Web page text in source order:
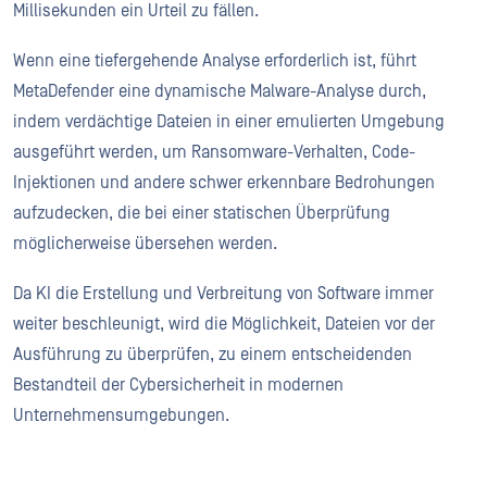
Millisekunden ein Urteil zu fällen.
Wenn eine tiefergehende Analyse erforderlich ist, führt
MetaDefender eine dynamische Malware-Analyse durch,
indem verdächtige Dateien in einer emulierten Umgebung
ausgeführt werden, um Ransomware-Verhalten, Code-
Injektionen und andere schwer erkennbare Bedrohungen
aufzudecken, die bei einer statischen Überprüfung
möglicherweise übersehen werden.
Da KI die Erstellung und Verbreitung von Software immer
weiter beschleunigt, wird die Möglichkeit, Dateien vor der
Ausführung zu überprüfen, zu einem entscheidenden
Bestandteil der Cybersicherheit in modernen
Unternehmensumgebungen.